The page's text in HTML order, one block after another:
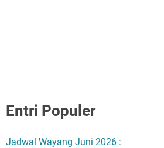
Entri Populer
Jadwal Wayang Juni 2026 :